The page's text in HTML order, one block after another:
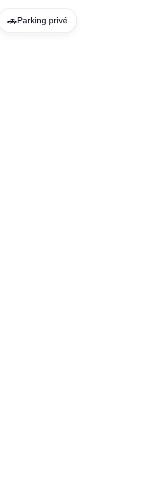
🚗Parking privé